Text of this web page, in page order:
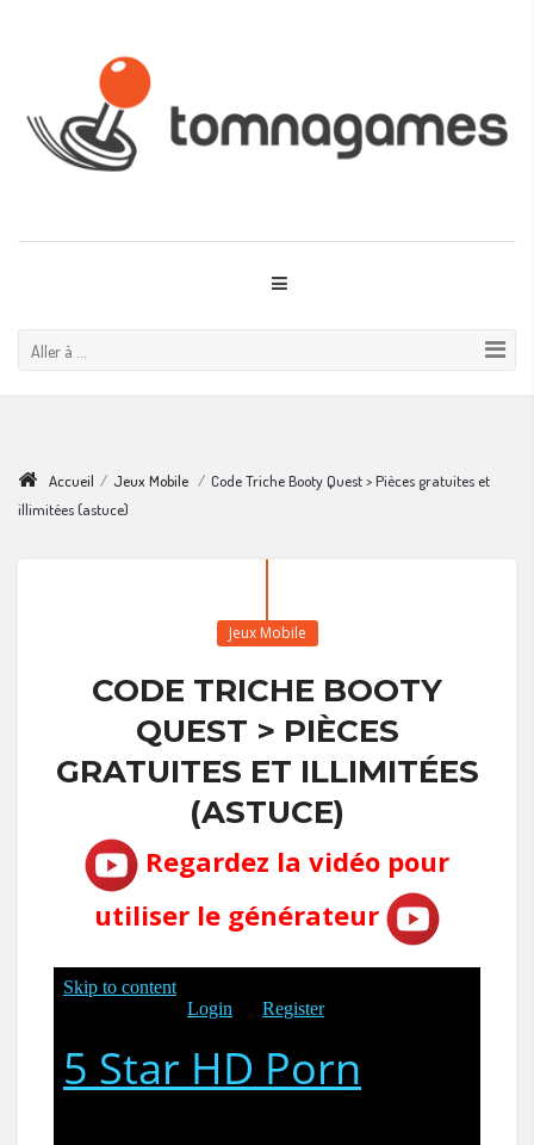
Aller à ...
Accueil / Jeux Mobile / Code Triche Booty Quest > Pièces gratuites et
illimitées (astuce)
Jeux Mobile
CODE TRICHE BOOTY
QUEST > PIÈCES
GRATUITES ET ILLIMITÉES
(ASTUCE)
Regardez la vidéo pour
utiliser le générateur